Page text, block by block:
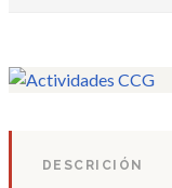
DESCRICIÓN